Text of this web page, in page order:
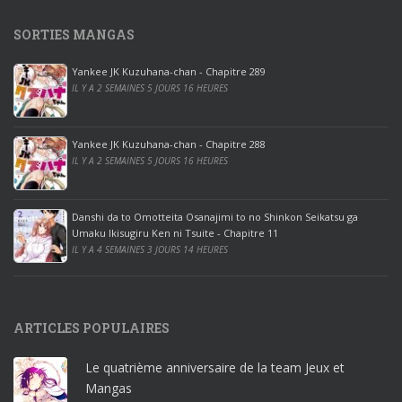
0
p
r
o
o
ff
i
c
e
2
0
1
r
o
ff
SORTIES MANGAS
Yankee JK Kuzuhana-chan - Chapitre 289
IL Y A 2 SEMAINES 5 JOURS 16 HEURES
Yankee JK Kuzuhana-chan - Chapitre 288
IL Y A 2 SEMAINES 5 JOURS 16 HEURES
Danshi da to Omotteita Osanajimi to no Shinkon Seikatsu ga
Umaku Ikisugiru Ken ni Tsuite - Chapitre 11
IL Y A 4 SEMAINES 3 JOURS 14 HEURES
ARTICLES POPULAIRES
Le quatrième anniversaire de la team Jeux et
Mangas